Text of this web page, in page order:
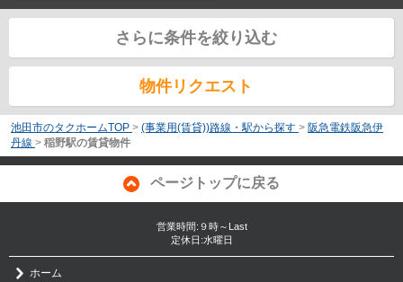
さらに条件を絞り込む
物件リクエスト
池田市のタクホームTOP > (事業用(賃貸))路線・駅から探す > 阪急電鉄阪急伊
丹線 > 稲野駅の賃貸物件
ページトップに戻る
営業時間:９時～Last
定休日:水曜日
ホーム